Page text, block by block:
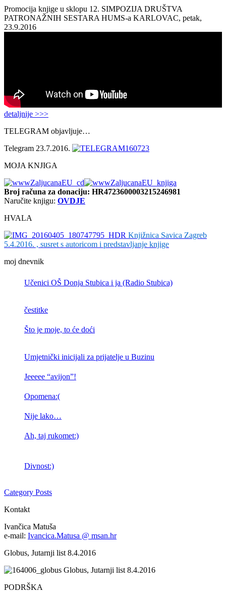
Promocija knjige u sklopu 12. SIMPOZIJA DRUŠTVA
PATRONAŽNIH SESTARA HUMS-a KARLOVAC, petak,
23.9.2016
detaljnije >>>
TELEGRAM objavljuje…
Telegram 23.7.2016.
MOJA KNJIGA
Broj računa za donaciju: HR4723600003215246981
Naručite knjigu: OVDJE
HVALA
Knjižnica Savica Zagreb
5.4.2016. , susret s autoricom i predstavljanje knjige
moj dnevnik
Učenici OŠ Donja Stubica i ja (Radio Stubica)
čestitke
Što je moje, to će doći
Umjetnički inicijali za prijatelje u Buzinu
Jeeeee “avijon”!
Opomena:(
Nije lako…
Ah, taj rukomet:)
Divnost:)
Category Posts
Kontakt
Ivančica Matuša
e-mail: Ivancica.Matusa @ msan.hr
Globus, Jutarnji list 8.4.2016
Globus, Jutarnji list 8.4.2016
PODRŠKA